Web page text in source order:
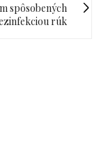
spôsobených
rúk